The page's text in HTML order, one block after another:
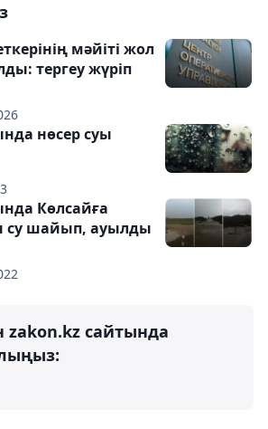
мәйіті жол
тергеу жүріп
нөсер суы
Көлсайға
су шайып, ауылды
сайтында